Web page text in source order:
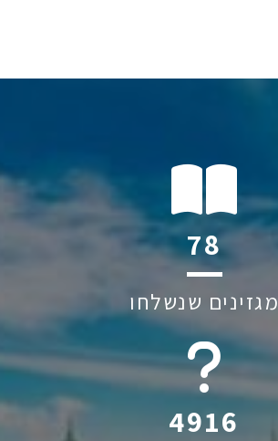
110
מגזינים שנשלחו
6045